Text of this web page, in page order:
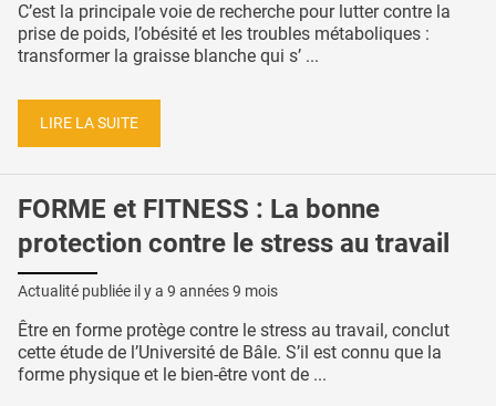
C’est la principale voie de recherche pour lutter contre la
prise de poids, l’obésité et les troubles métaboliques :
transformer la graisse blanche qui s’ ...
LIRE LA SUITE
FORME et FITNESS : La bonne
protection contre le stress au travail
Actualité publiée il y a 9 années 9 mois
Être en forme protège contre le stress au travail, conclut
cette étude de l’Université de Bâle. S’il est connu que la
forme physique et le bien-être vont de ...